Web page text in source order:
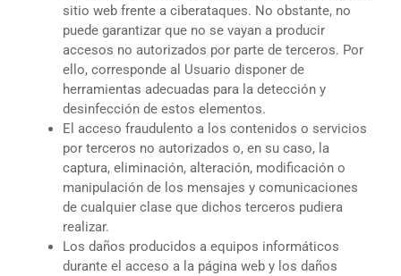
sitio web frente a ciberataques. No obstante, no
puede garantizar que no se vayan a producir
accesos no autorizados por parte de terceros. Por
ello, corresponde al Usuario disponer de
herramientas adecuadas para la detección y
desinfección de estos elementos.
El acceso fraudulento a los contenidos o servicios
por terceros no autorizados o, en su caso, la
captura, eliminación, alteración, modificación o
manipulación de los mensajes y comunicaciones
de cualquier clase que dichos terceros pudiera
realizar.
Los daños producidos a equipos informáticos
durante el acceso a la página web y los daños